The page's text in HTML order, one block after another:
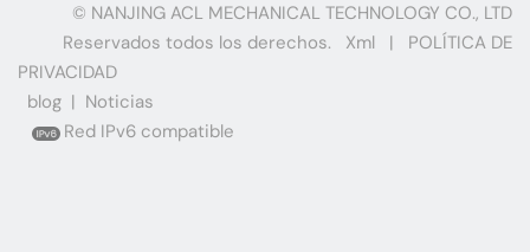
© NANJING ACL MECHANICAL TECHNOLOGY CO., LTD
Reservados todos los derechos.
Xml |
POLÍTICA DE
PRIVACIDAD
blog | Noticias
Red IPv6 compatible